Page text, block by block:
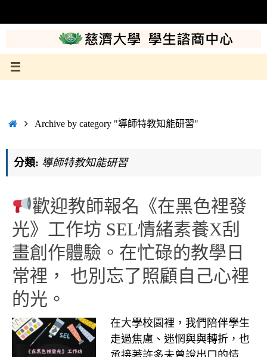
to
HomeArchive by category "導師特教知能研習"
分類: 導師特教知能研習
歡迎教師報名《在黑色裡發
光》工作坊 SEL情緒素養X刮
畫創作體驗。在忙碌的教學日
常裡， 也別忘了照顧自己心裡
的光。
在大學校園裡，我們陪伴學生
走過焦慮、迷惘與與轉折，也